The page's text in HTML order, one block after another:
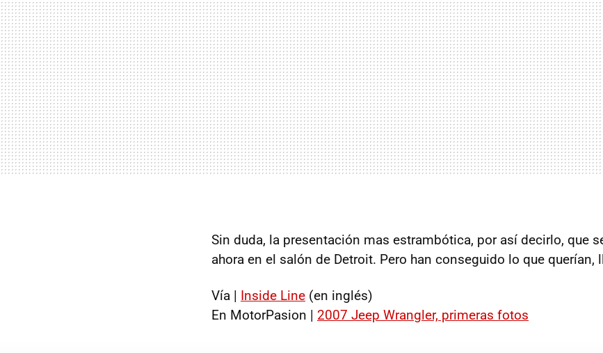
Sin duda, la presentación mas estrambótica, por así decirlo, que
ahora en el salón de Detroit. Pero han conseguido lo que querían,
Vía | Inside Line (en inglés)
En MotorPasion | 2007 Jeep Wrangler, primeras fotos